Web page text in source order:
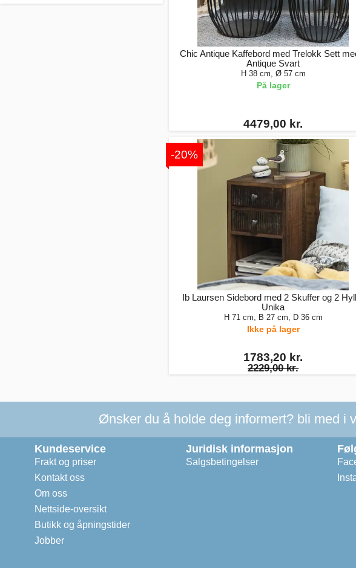
Chic Antique Kaffebord med Trelokk Sett
Antique Svart
H 38 cm, Ø 57 cm
På lager
4479,00 kr.
-20%
Ib Laursen Sidebord med 2 Skuffer og 2
Unika
H 71 cm, B 27 cm, D 36 cm
Ikke på lager
1783,20 kr.
2229,00 kr.
Ønsker du å holde deg informert? bli med i
Kundeservice
Frakt og priser
Kontakt oss
Om oss
Nettside-oversikt
Butikk og åpningstider
Jobber
Juridisk informasjon
Salgsbetingelser